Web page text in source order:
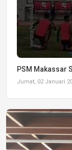
PSM Makassar
Jumat, 02 Januari